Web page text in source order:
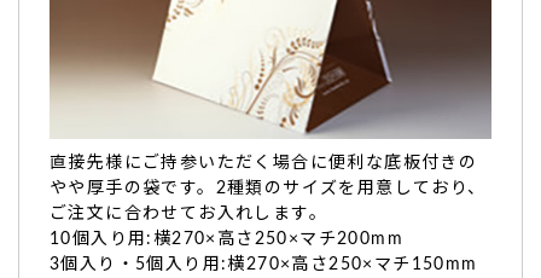
コロナでしばらく会ってない飛行機の距離の両親に購入。
七五三の着物姿は直接見せられないけど、せめて内祝いで
気分を味わってほしかったので。
七五三らしさのある内祝いってありそうでなかなか見つから
。
この商品を贈ることができてよかったです。（購入者様）
ご購入頂いた商品：七五三 内祝 名入れ チーズタルト(5個入
り)
直接先様にご持参いただく場合に便利な底板付きの
やや厚手の袋です。2種類のサイズを用意しており、
ご注文に合わせてお入れします。
10個入り用:横270×高さ250×マチ200mm
3個入り・5個入り用:横270×高さ250×マチ150mm